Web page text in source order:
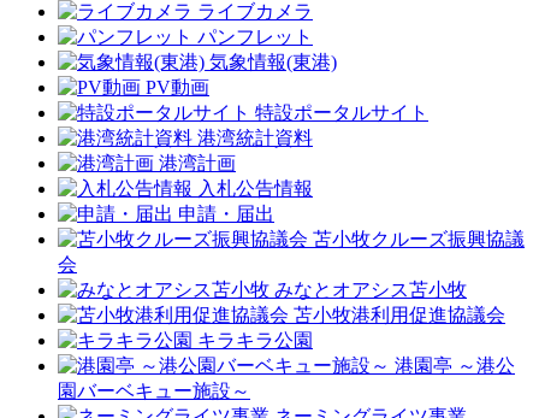
ライブカメラ
パンフレット
気象情報(東港)
PV動画
特設ポータルサイト
港湾統計資料
港湾計画
入札公告情報
申請・届出
苫小牧クルーズ振興協議
会
みなとオアシス苫小牧
苫小牧港利用促進協議会
キラキラ公園
港園亭 ～港公
園バーベキュー施設～